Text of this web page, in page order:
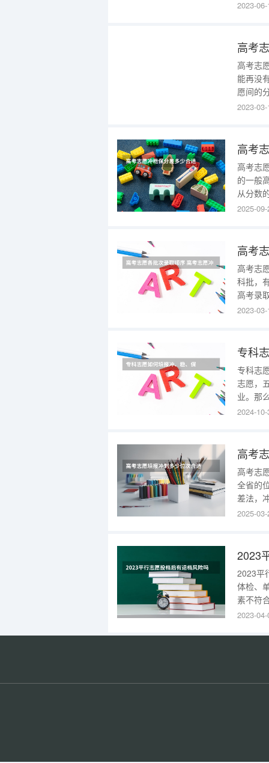
一、高
以下为
2023-
高考
高考志
能再没
愿间的
分差，
差，绝
2023-
高考
高考志
的一般
从分数
上；稳
2025-
高考
高考志
科批，
高考录
要根据
分批次
2023-
专科
专科志
志愿，
业。那
static/
2024-
高考
高考志
全省的
差法，
己10分;
2025-
2023平
体检、
素不符
要自主
会根据
2023-